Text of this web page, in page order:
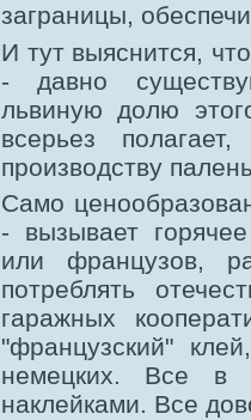
заграницы,
И тут выяснится,
- давно
львиную долю
всерьез
производству
Само
- вызывает
или французов,
потреблять
гаражных
"французский"
немецких. Все в
наклейками. Все